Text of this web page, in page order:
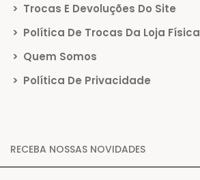
> Trocas E Devoluções Do Site
> Política De Trocas Da Loja Física
> Quem Somos
> Política De Privacidade
RECEBA NOSSAS NOVIDADES